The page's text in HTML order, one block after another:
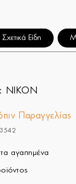
Σχετικά Είδη
NIKON
Παραγγελίας
αγαπημένα